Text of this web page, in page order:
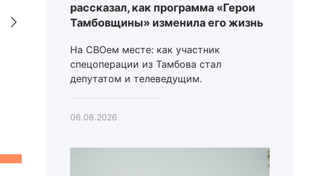
рассказал, как программа «Герои
Тамбовщины» изменила его жизнь
На СВОем месте: как участник
спецоперации из Тамбова стал
депутатом и телеведущим.
06.08.2026